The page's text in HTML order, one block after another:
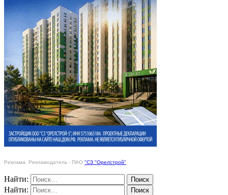
Реклама. Рекламодатель - ПАО "СЗ "Орелстрой"
Найти:
Найти: